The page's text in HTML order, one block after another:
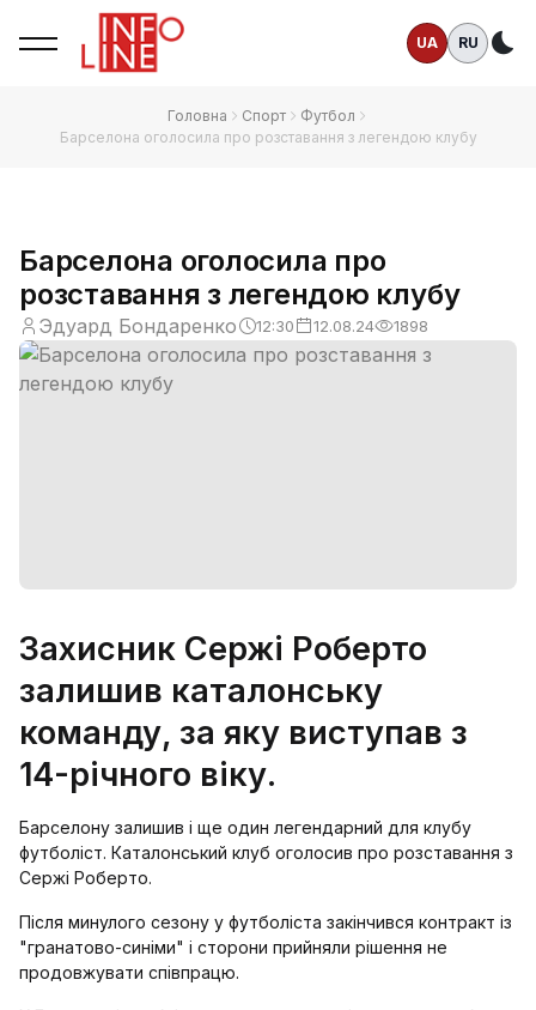
UA RU
Головна Спорт
Футбол
Барселона оголосила про розставання з легендою клубу
Барселона оголосила про
розставання з легендою клубу
Эдуард Бондаренко 12:30 12.08.24 1898
Захисник Сержі Роберто
залишив каталонську
команду, за яку виступав з
14-річного віку.
Барселону залишив і ще один легендарний для клубу
футболіст. Каталонський клуб оголосив про розставання з
Сержі Роберто.
Після минулого сезону у футболіста закінчився контракт із
"гранатово-синіми" і сторони прийняли рішення не
продовжувати співпрацю.